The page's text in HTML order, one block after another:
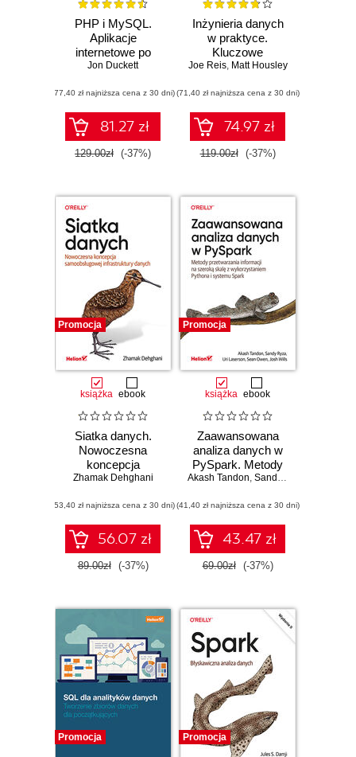
PHP i MySQL.
Aplikacje
internetowe po
stronie serwera
Jon Duckett
(77,40 zł najniższa cena z 30 dni)
81.27 zł
129.00zł (-37%)
Inżynieria danych
w praktyce.
Kluczowe
koncepcje i
technologie
Joe Reis, Matt Housley
(71,40 zł najniższa cena z 30 dni)
74.97 zł
119.00zł (-37%)
Promocja
książka ebook
Siatka danych.
Nowoczesna
koncepcja
samoobsługowej
danych
Zhamak Dehghani
(53,40 zł najniższa cena z 30 dni)
56.07 zł
89.00zł (-37%)
Promocja
książka ebook
Zaawansowana
analiza danych w
PySpark. Metody
przetwarzania
szeroką skalę z
wykorzystaniem
Pythona i systemu
Spark
Akash Tandon, Sandy Ryza
(41,40 zł najniższa cena z 30 dni)
43.47 zł
69.00zł (-37%)
Promocja Promocja